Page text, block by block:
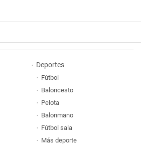
Deportes
Fútbol
Baloncesto
Pelota
Balonmano
Fútbol sala
Más deporte